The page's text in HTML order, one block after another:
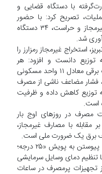
با دستگاه قضایی و
تصریح کرد: با حضور
تیم‌های عملیاتی واحد انشعابات غیرمجاز و حراست، ۳۴ دستگاه
شد.
استخراج غیرمجاز رمزارز را
توزیع دانست و افزود: هر
دستگاه ماینر به‌طور میانگین مصرف برقی معادل ۱۱ واحد مسکونی
این ۳۴ دستگاه، فشار مضاعف ناشی از مصرف
توزیع کاهش داده و ظرفیت
مصرف در روزهای اوج بار
مقابله با مصارف غیرمجاز،
برق یک ضرورت ملی است.
وی با دعوت از عموم مشترکان برای پیوستن به پویش «۲۵ درجه؛
تنظیم دمای وسایل سرمایشی
از تجهیزات پرمصرف در ساعات